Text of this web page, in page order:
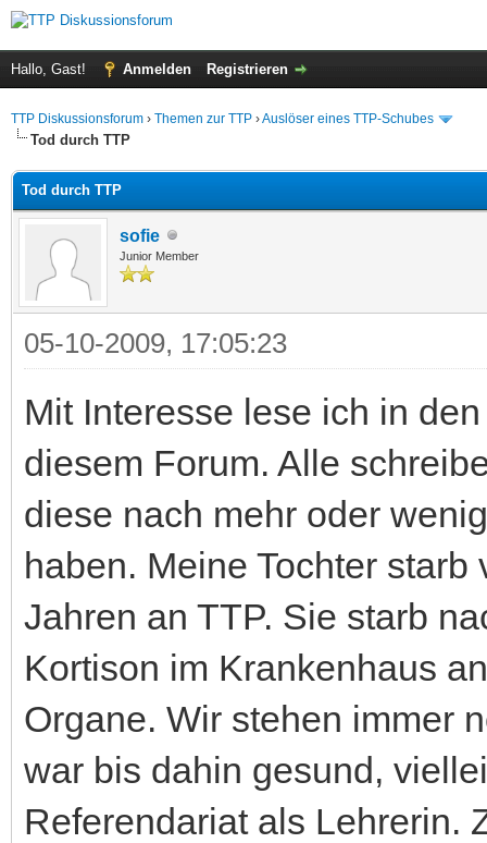
Hallo, Gast! Anmelden Registrieren
TTP Diskussionsforum › Themen zur TTP ›Auslöser eines TTP-Schubes
Tod durch TTP
Tod durch TTP
sofie
Junior Member
05-10-2009, 17:05:23
Mit Interesse lese ich in
diesem Forum. Alle
diese nach mehr oder
haben. Meine Tochter
Jahren an TTP. Sie starb
Kortison im Krankenhaus
Organe. Wir stehen immer
war bis dahin gesund,
Referendariat als Lehrerin.